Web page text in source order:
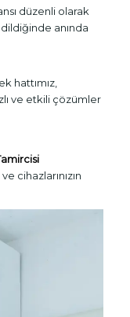
düzenli olarak
anında
hattımız,
ve etkili çözümler
cihazlarınızın